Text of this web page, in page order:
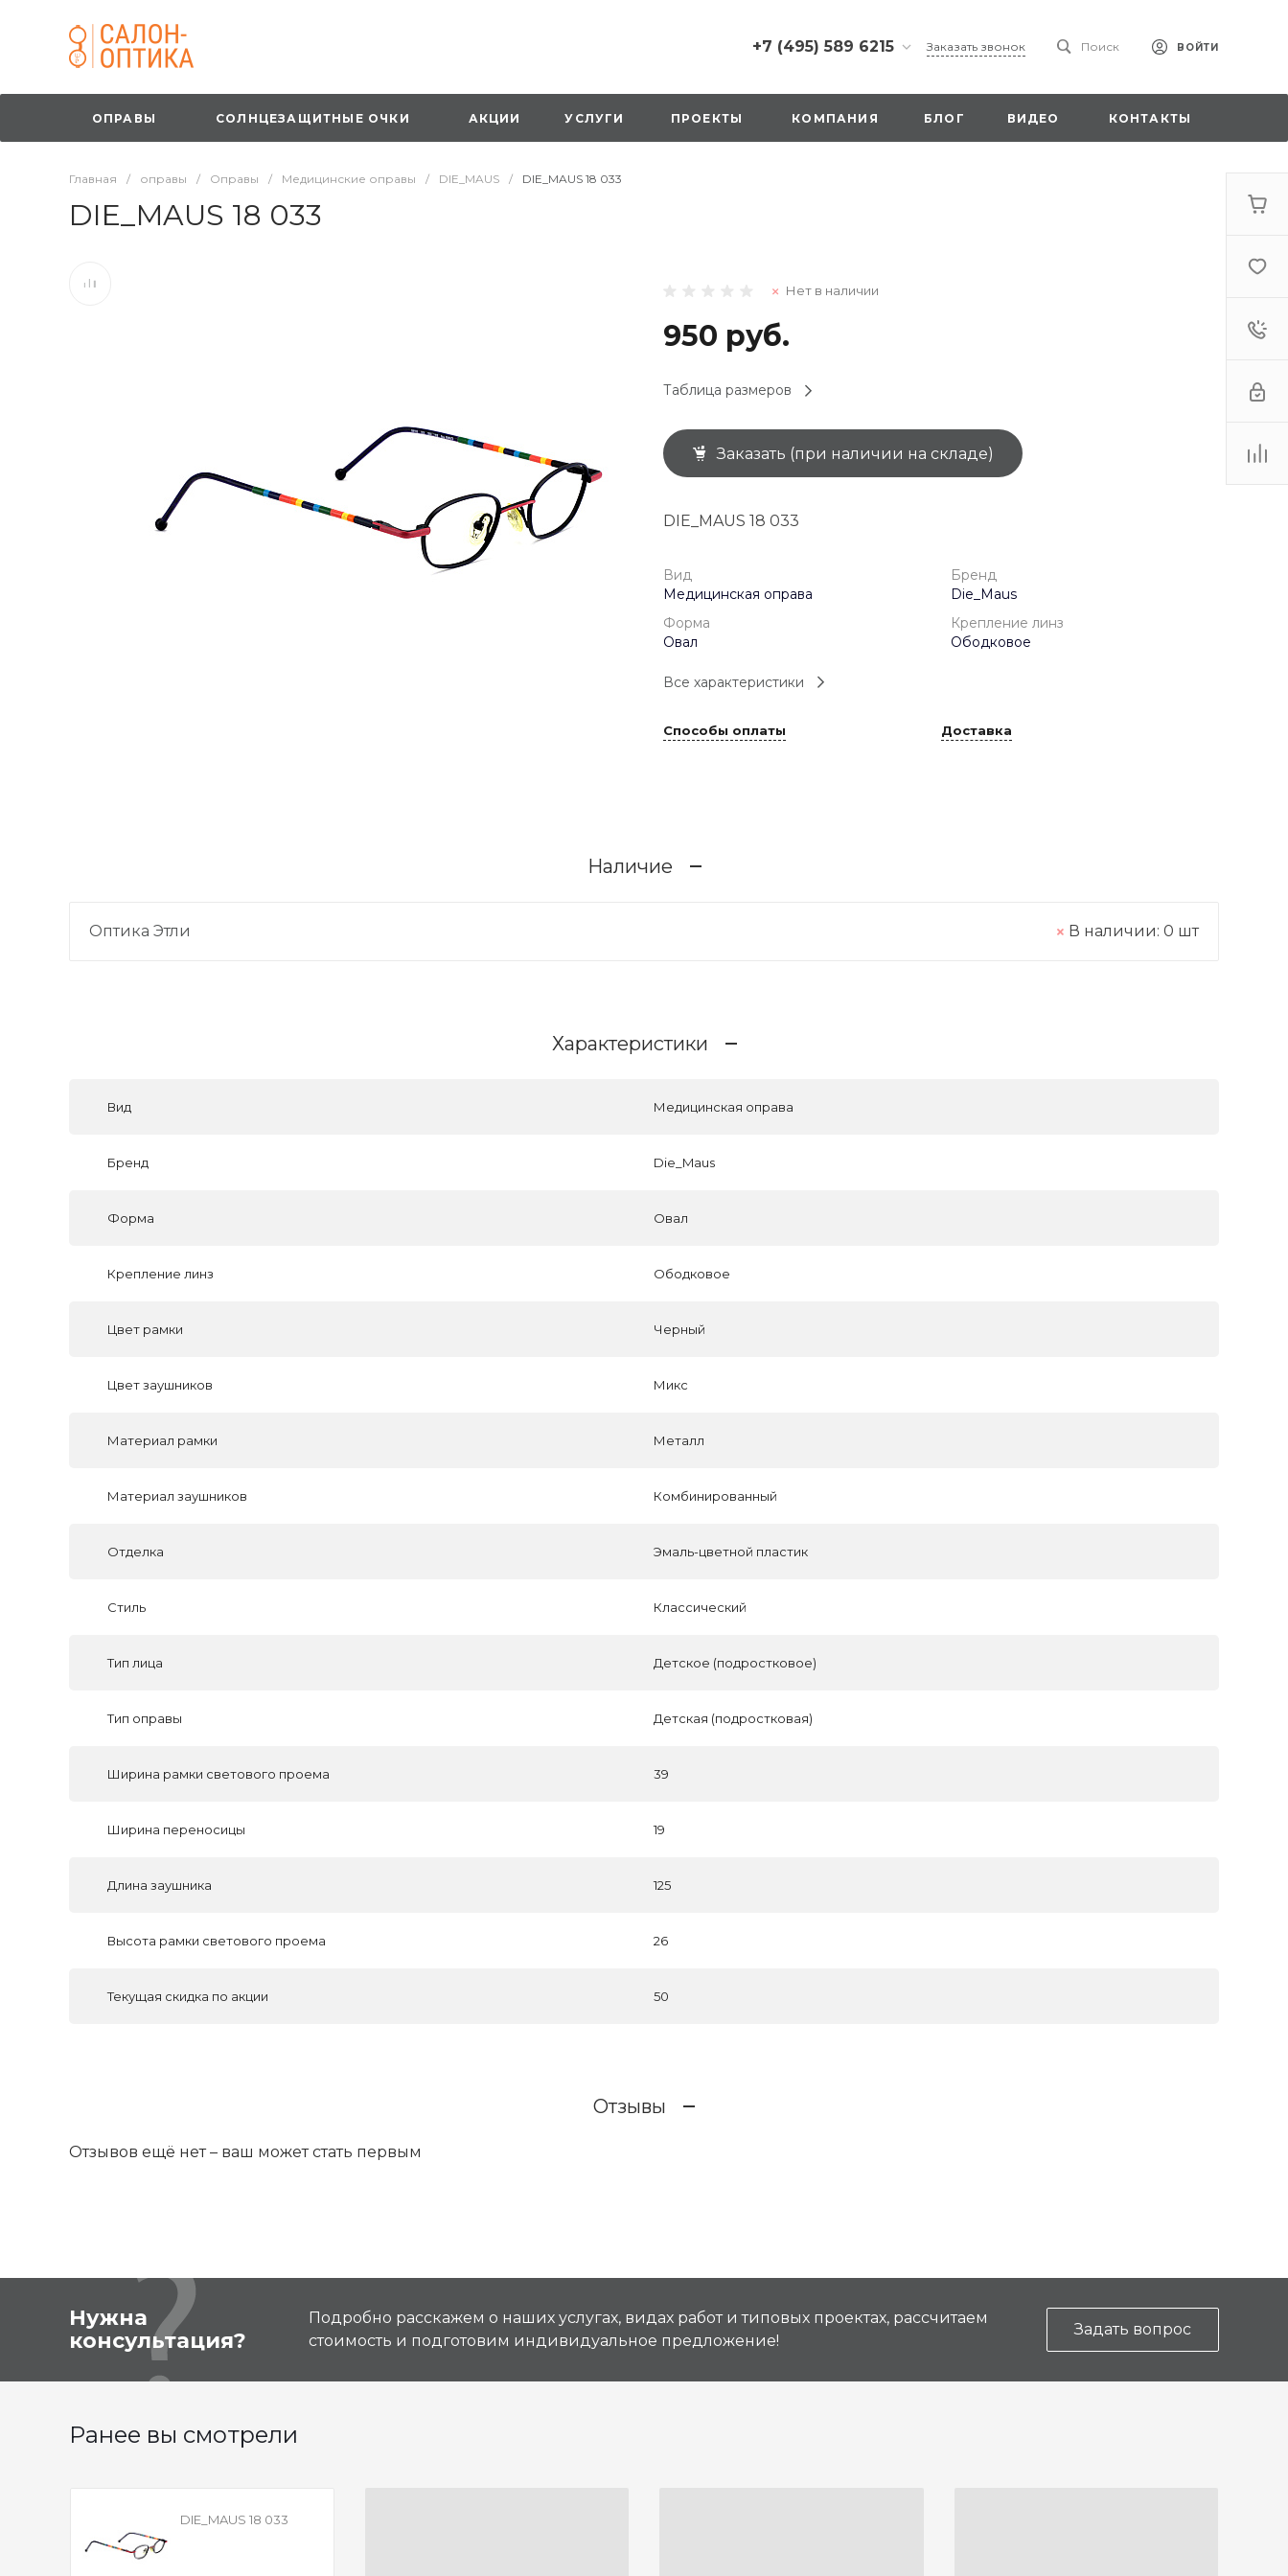
+7 (495) 589 6215
+7 (495) 589 6215
г. Москва, Русаковская
ул., д.1, вход с улицы со
стороны ТТК
г. Москва,
оранжевая вывеска
напротив «Перекрестка»
на 1 этаже
1 мая: 10:00-19:00
+7 (926) 092 4274
г. Королёв, пр-т
(0-9)
1 мая: 10:00-19:00
9 мая: 10:00-19:00
Заказать звонок Поиск ВОЙТИ
ОПРАВЫ СОЛНЦЕЗАЩИТНЫЕ ОЧКИ АКЦИИ УСЛУГИ ПРОЕКТЫ КОМПАНИЯ БЛОГ ВИДЕО КОНТАКТЫ
Главная / оправы / Оправы / Медицинские оправы / DIE_MAUS / DIE_MAUS 18 033
DIE_MAUS 18 033
Нет в наличии
950 руб.
Таблица размеров
Заказать (при наличии на складе)
DIE_MAUS 18 033
Вид
Медицинская оправа
Бренд
Die_Maus
Форма
Овал
Крепление линз
Ободковое
Все характеристики
Способы оплаты Доставка
Наличие
Оптика Этли В наличии: 0 шт
Характеристики
Вид Медицинская оправа
Бренд Die_Maus
Форма Овал
Крепление линз Ободковое
Цвет рамки Черный
Цвет заушников Микс
Материал рамки Металл
Материал заушников Комбинированный
Отделка Эмаль-цветной пластик
Стиль Классический
Тип лица Детское (подростковое)
Тип оправы Детская (подростковая)
Ширина рамки светового проема 39
Ширина переносицы 19
Длина заушника 125
Высота рамки светового проема 26
Текущая скидка по акции 50
Отзывы
Отзывов ещё нет – ваш может стать первым
Нужна
консультация?
Подробно расскажем о наших услугах, видах работ и типовых проектах, рассчитаем
стоимость и подготовим индивидуальное предложение!
Задать вопрос
Ранее вы смотрели
DIE_MAUS 18 033